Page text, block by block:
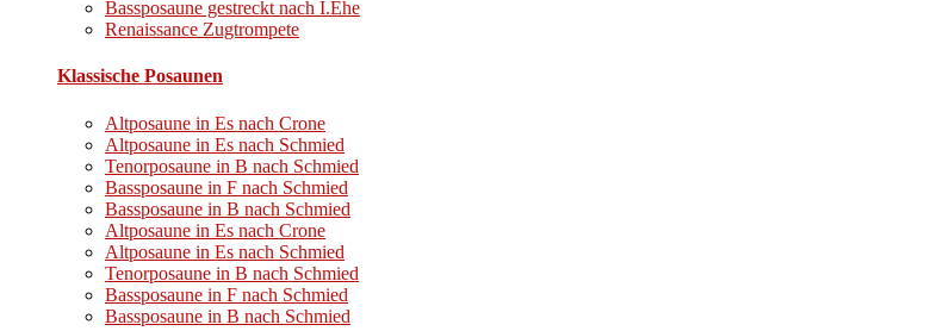
Bassposaune gestreckt nach I.Ehe
Renaissance Zugtrompete
Klassische Posaunen
Altposaune in Es nach Crone
Altposaune in Es nach Schmied
Tenorposaune in B nach Schmied
Bassposaune in F nach Schmied
Bassposaune in B nach Schmied
Altposaune in Es nach Crone
Altposaune in Es nach Schmied
Tenorposaune in B nach Schmied
Bassposaune in F nach Schmied
Bassposaune in B nach Schmied